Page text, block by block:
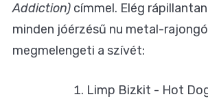
Addiction) címmel. Elég
minden jóérzésű nu metal-
megmelengeti a szívét:
Limp Bizkit - Hot